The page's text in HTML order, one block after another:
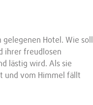
Hotel. Wie soll
ihrer freudlosen
lästig wird. Als sie
und vom Himmel fällt